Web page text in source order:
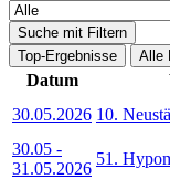
Suche mit Filtern
Top-Ergebnisse
Alle
Datum
30.05.2026 10.
30.05 -
31.05.2026
51.